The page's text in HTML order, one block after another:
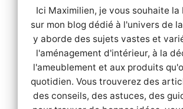
Ici Maximilien, je vous souhaite la
sur mon blog dédié à l'univers de
y aborde des sujets vastes et
l'aménagement d'intérieur, à la
l'ameublement et aux produits
quotidien. Vous trouverez des
des conseils, des astuces, des